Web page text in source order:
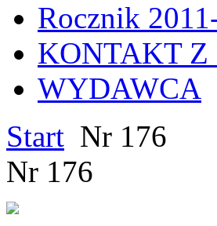
Rocznik
KONTAKT Z
WYDAWCA
Start Nr 176
Nr 176